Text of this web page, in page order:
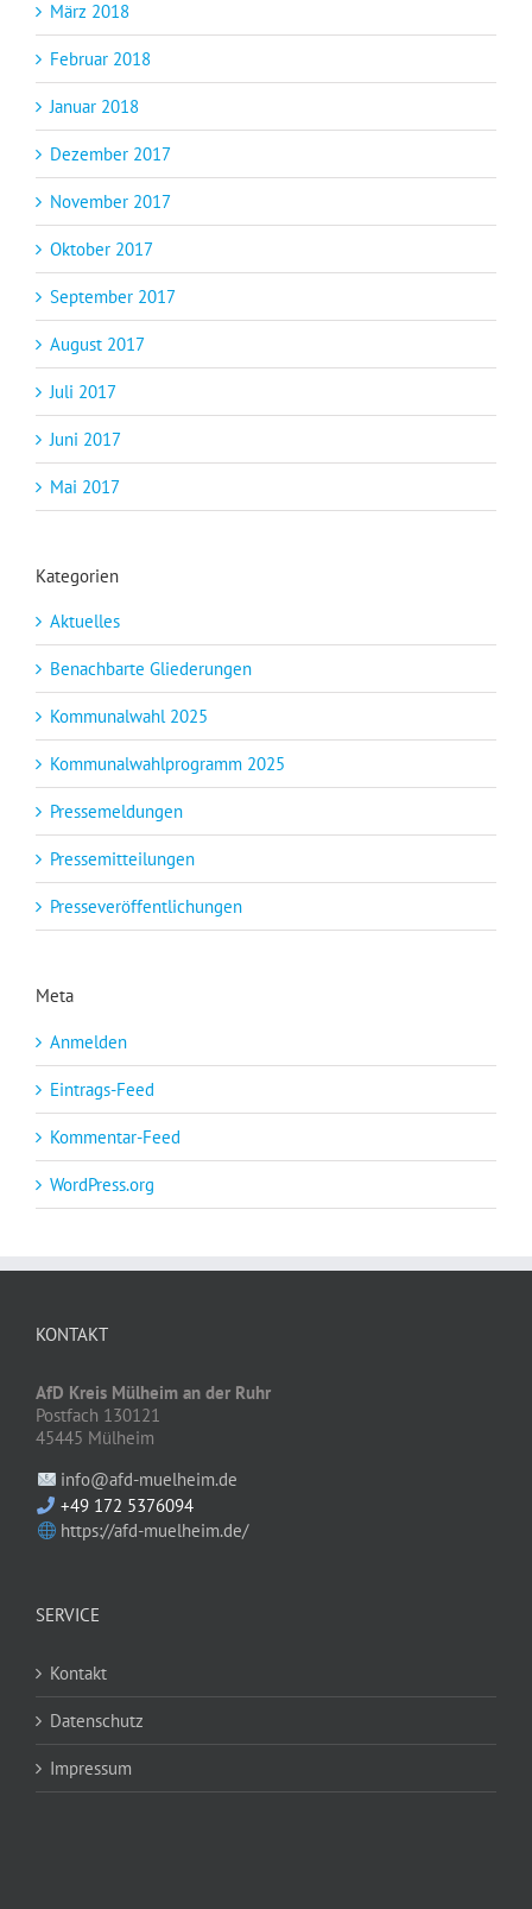
März 2018
Februar 2018
Januar 2018
Dezember 2017
November 2017
Oktober 2017
September 2017
August 2017
Juli 2017
Juni 2017
Mai 2017
Kategorien
Aktuelles
Benachbarte Gliederungen
Kommunalwahl 2025
Kommunalwahlprogramm 2025
Pressemeldungen
Pressemitteilungen
Presseveröffentlichungen
Meta
Anmelden
Eintrags-Feed
Kommentar-Feed
WordPress.org
KONTAKT
AfD Kreis Mülheim an der Ruhr
Postfach 130121
45445 Mülheim
info@afd-muelheim.de
+49 172 5376094
https://afd-muelheim.de/
SERVICE
Kontakt
Datenschutz
Impressum